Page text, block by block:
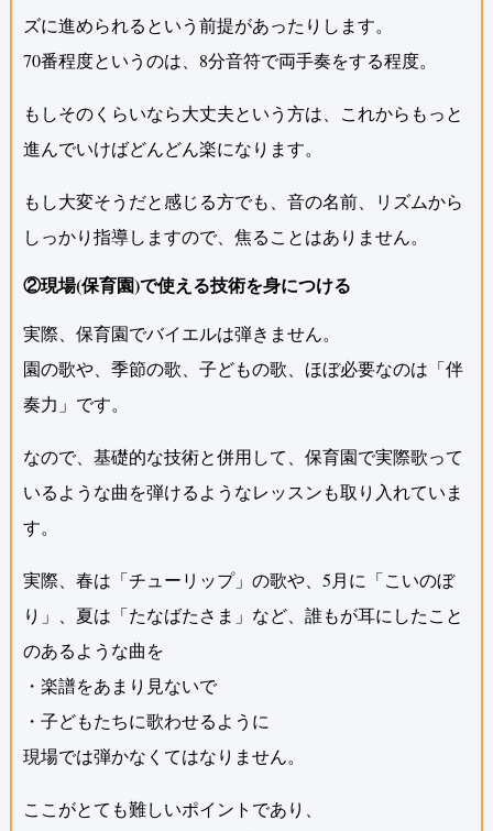
ズに進められるという前提があったりします。
70番程度というのは、8分音符で両手奏をする程度。
もしそのくらいなら大丈夫という方は、これからもっと
進んでいけばどんどん楽になります。
もし大変そうだと感じる方でも、音の名前、リズムから
しっかり指導しますので、焦ることはありません。
②現場(保育園)で使える技術を身につける
実際、保育園でバイエルは弾きません。
園の歌や、季節の歌、子どもの歌、ほぼ必要なのは「伴
奏力」です。
なので、基礎的な技術と併用して、保育園で実際歌って
いるような曲を弾けるようなレッスンも取り入れていま
す。
実際、春は「チューリップ」の歌や、5月に「こいのぼ
り」、夏は「たなばたさま」など、誰もが耳にしたこと
のあるような曲を
・楽譜をあまり見ないで
・子どもたちに歌わせるように
現場では弾かなくてはなりません。
ここがとても難しいポイントであり、